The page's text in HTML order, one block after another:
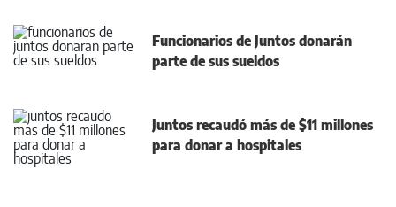
Funcionarios de Juntos donarán
parte de sus sueldos
Juntos recaudó más de $11 millones
para donar a hospitales